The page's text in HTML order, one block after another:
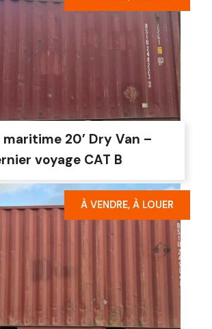
20’ Dry Van –
voyage CAT B
À VENDRE, À LOUER